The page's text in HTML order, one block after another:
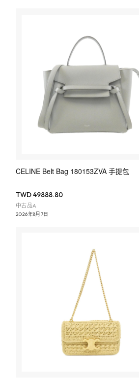
CELINE Belt Bag 180153ZVA 手提包
TWD 49888.80
中古品A
2026年8月7日